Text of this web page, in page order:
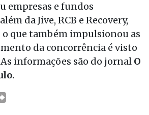
empresas e fundos
da Jive, RCB e Recovery,
o que também impulsionou as
da concorrência é visto
informações são do jornal O